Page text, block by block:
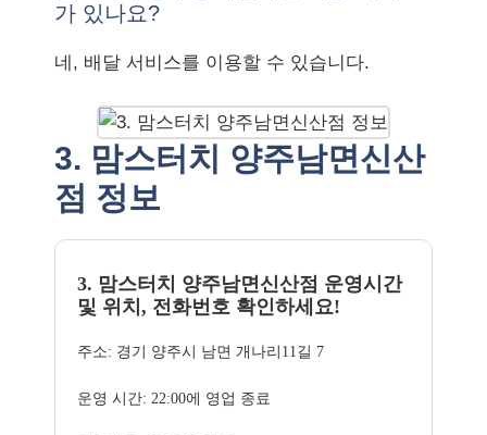
가 있나요?
네, 배달 서비스를 이용할 수 있습니다.
3. 맘스터치 양주남면신산
점 정보
3. 맘스터치 양주남면신산점 운영시간
및 위치, 전화번호 확인하세요!
주소: 경기 양주시 남면 개나리11길 7
운영 시간: 22:00에 영업 종료